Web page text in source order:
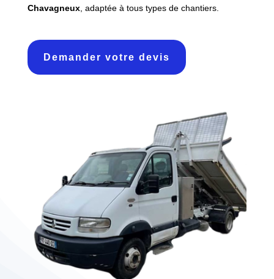
Chavagneux, adaptée à tous types de chantiers.
Demander votre devis